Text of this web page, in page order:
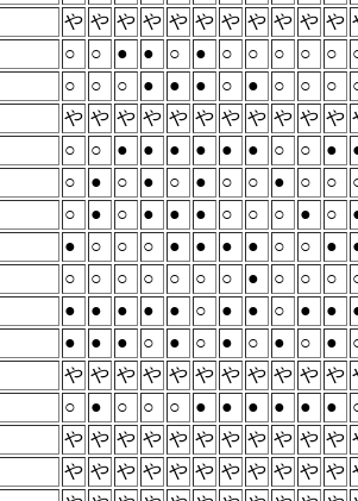
や や や や や や や や や や や
○ ○ ● ● ○ ● ○ ○ ○ ○ ○
○ ○ ○ ● ● ● ○ ● ○ ○ ○
や や や や や や や や や や や
○ ○ ● ● ● ● ● ● ○ ○ ●
○ ● ○ ● ○ ● ○ ○ ● ○ ○
○ ● ○ ● ● ● ○ ○ ○ ● ○
● ○ ○ ○ ● ● ● ● ○ ○ ●
○ ○ ○ ○ ○ ○ ○ ● ○ ○ ○
● ● ● ● ● ○ ● ● ○ ● ●
● ● ● ○ ● ○ ● ○ ● ○ ●
や や や や や や や や や や や
○ ● ○ ○ ○ ● ● ● ● ● ●
や や や や や や や や や や や
や や や や や や や や や や や